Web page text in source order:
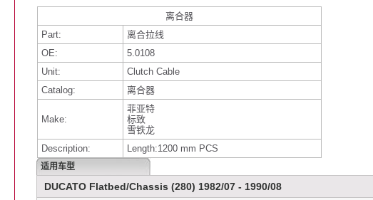
离合器
Part:
离合拉线
OE:
5.0108
Unit:
Clutch Cable
Catalog:
离合器
Make:
菲亚特
标致
雪铁龙
Description:
Length:1200 mm PCS
适用车型
DUCATO Flatbed/Chassis (280) 1982/07 - 1990/08